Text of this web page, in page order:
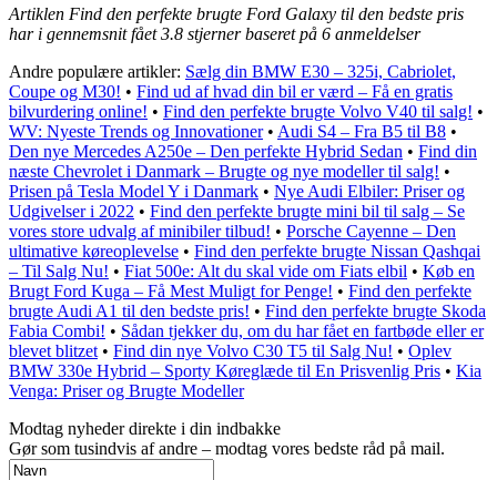
Artiklen Find den perfekte brugte Ford Galaxy til den bedste pris
har i gennemsnit fået3.8 stjerner baseret på 6 anmeldelser
Andre populære artikler: Sælg din BMW E30 – 325i, Cabriolet,
Coupe og M30! • Find ud af hvad din bil er værd – Få en gratis
bilvurdering online! • Find den perfekte brugte Volvo V40 til salg! •
WV: Nyeste Trends og Innovationer• Audi S4 – Fra B5 til B8 •
Den nye Mercedes A250e – Den perfekte Hybrid Sedan • Find din
næste Chevrolet i Danmark – Brugte og nye modeller til salg! •
Prisen på Tesla Model Y i Danmark • Nye Audi Elbiler: Priser og
Udgivelser i 2022 • Find den perfekte brugte mini bil til salg – Se
vores store udvalg af minibiler tilbud! • Porsche Cayenne – Den
ultimative køreoplevelse • Find den perfekte brugte Nissan Qashqai
– Til Salg Nu! • Fiat 500e: Alt du skal vide om Fiats elbil • Køb en
Brugt Ford Kuga – Få Mest Muligt for Penge! • Find den perfekte
brugte Audi A1 til den bedste pris! • Find den perfekte brugte Skoda
Fabia Combi! • Sådan tjekker du, om du har fået en fartbøde eller er
blevet blitzet • Find din nye Volvo C30 T5 til Salg Nu! • Oplev
BMW 330e Hybrid – Sporty Køreglæde til En Prisvenlig Pris • Kia
Venga: Priser og Brugte Modeller
Modtag nyheder direkte i din indbakke
Gør som tusindvis af andre – modtag vores bedste råd på mail.